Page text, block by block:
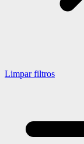
Limpar filtros